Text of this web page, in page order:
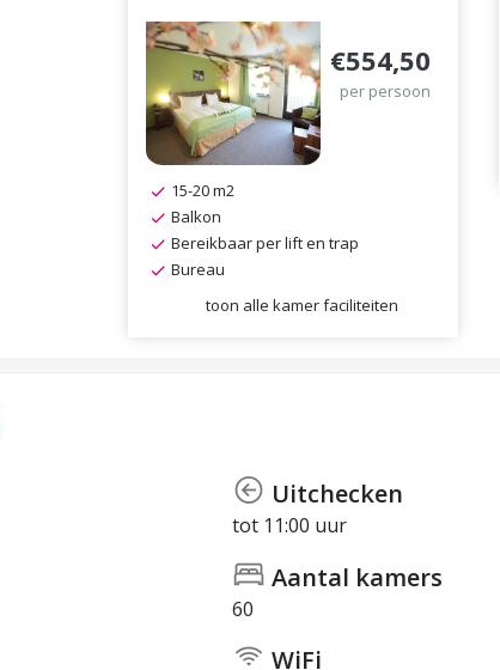
€554,50
per persoon
15-20 m2
Balkon
Bereikbaar per lift en trap
Bureau
toon alle kamer faciliteiten
Uitchecken
tot 11:00 uur
Aantal kamers
60
WiFi